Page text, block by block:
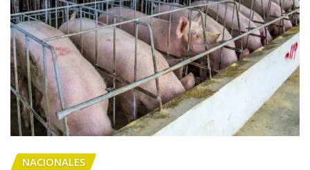
NACIONALES